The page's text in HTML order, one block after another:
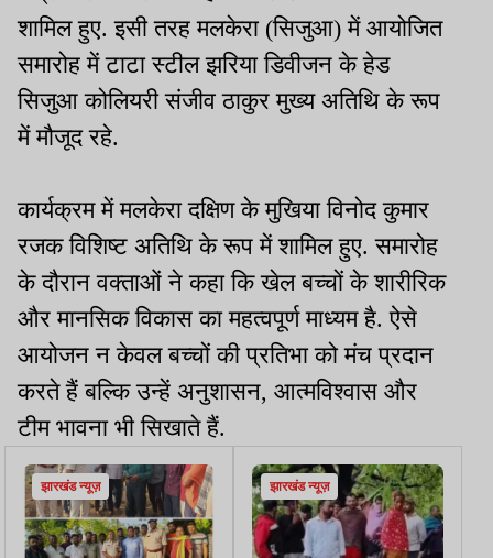
शामिल हुए. इसी तरह मलकेरा (सिजुआ) में आयोजित
समारोह में टाटा स्टील झरिया डिवीजन के हेड
सिजुआ कोलियरी संजीव ठाकुर मुख्य अतिथि के रूप
में मौजूद रहे.
कार्यक्रम में मलकेरा दक्षिण के मुखिया विनोद कुमार
रजक विशिष्ट अतिथि के रूप में शामिल हुए. समारोह
के दौरान वक्ताओं ने कहा कि खेल बच्चों के शारीरिक
और मानसिक विकास का महत्वपूर्ण माध्यम है. ऐसे
आयोजन न केवल बच्चों की प्रतिभा को मंच प्रदान
करते हैं बल्कि उन्हें अनुशासन, आत्मविश्वास और
टीम भावना भी सिखाते हैं.
झारखंड न्यूज़ झारखंड न्यूज़